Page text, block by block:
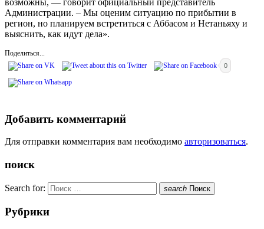
Администрации. – Мы оценим ситуацию по прибытии в
регион, но планируем встретиться с Аббасом и Нетаньяху и
выяснить, как идут дела».
Поделиться...
0
Добавить комментарий
Для отправки комментария вам необходимо авторизоваться.
поиск
Search for: search Поиск
Рубрики